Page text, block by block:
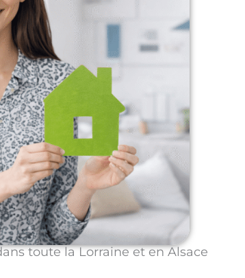
toute la Lorraine et en Alsace